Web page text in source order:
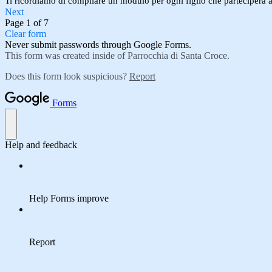
Next
Page 1 of 7
Clear form
Never submit passwords through Google Forms.
This form was created inside of Parrocchia di Santa Croce.
Does this form look suspicious? Report
Forms
Help and feedback
Help Forms improve
Report